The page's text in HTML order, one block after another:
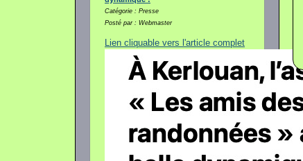
Catégorie : Presse
Posté par : Webmaster
Lien cliquable vers l'article complet